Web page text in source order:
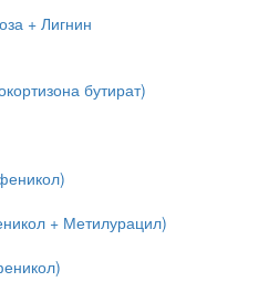
+ Лигнин
бутират)
+ Метилурацил)